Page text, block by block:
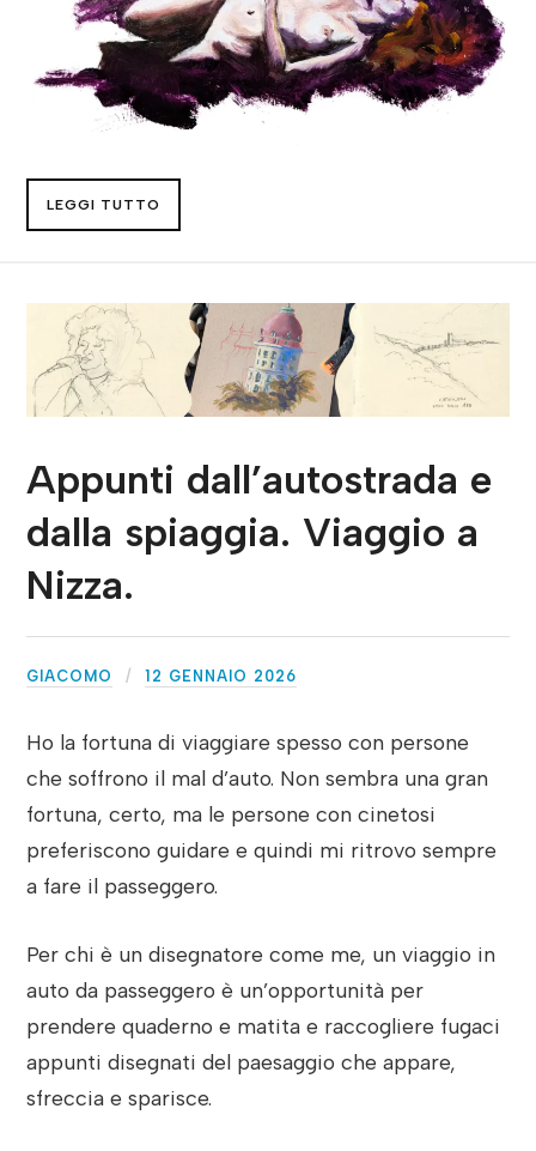
LEGGI TUTTO
Appunti dall’autostrada e
dalla spiaggia. Viaggio a
Nizza.
GIACOMO 12 GENNAIO 2026
Ho la fortuna di viaggiare spesso con persone
che soffrono il mal d’auto. Non sembra una gran
fortuna, certo, ma le persone con cinetosi
preferiscono guidare e quindi mi ritrovo sempre
a fare il passeggero.
Per chi è un disegnatore come me, un viaggio in
auto da passeggero è un’opportunità per
prendere quaderno e matita e raccogliere fugaci
appunti disegnati del paesaggio che appare,
sfreccia e sparisce.